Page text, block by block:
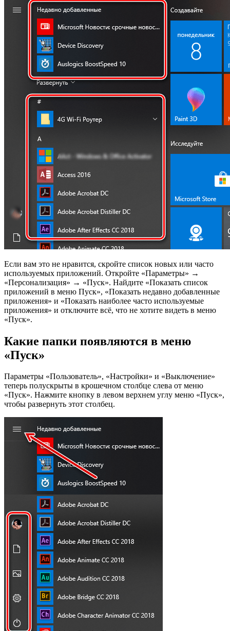
Если вам это не нравится, скройте список новых или часто
используемых приложений. Откройте «Параметры» →
«Персонализация» → «Пуск». Найдите «Показать список
приложений в меню Пуск», «Показать недавно добавленные
приложения» и «Показать наиболее часто используемые
приложения» и отключите всё, что не хотите видеть в меню
«Пуск».
Какие папки появляются в меню
«Пуск»
Параметры «Пользователь», «Настройки» и «Выключение»
теперь полускрыты в крошечном столбце слева от меню
«Пуск». Нажмите кнопку в левом верхнем углу меню «Пуск»,
чтобы развернуть этот столбец.